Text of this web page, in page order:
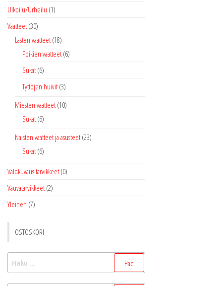
Ulkoilu/Urheilu (1)
Vaatteet (30)
Lasten vaatteet (18)
Poikien vaatteet (6)
Sukat (6)
Tyttöjen huivit (3)
Miesten vaatteet (10)
Sukat (6)
Naisten vaatteet ja asusteet (23)
Sukat (6)
Valokuvaus tarvikkeet (0)
Vauvatarvikkeet (2)
Yleinen (7)
OSTOSKORI